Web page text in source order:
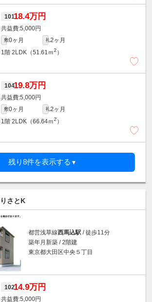
10118.4万円
5,000円
敷0ヶ月 礼2ヶ月
1階 2LDK（51.61ｍ2 ）
10419.8万円
5,000円
敷0ヶ月 礼2ヶ月
1階 2LDK（66.64ｍ2 ）
残り8件を表示する ▼
さとK
都営浅草線西馬込駅 / 徒歩11分
築年月新築 / 2階建
東京都大田区中央５丁目
10214.9万円
5,000円